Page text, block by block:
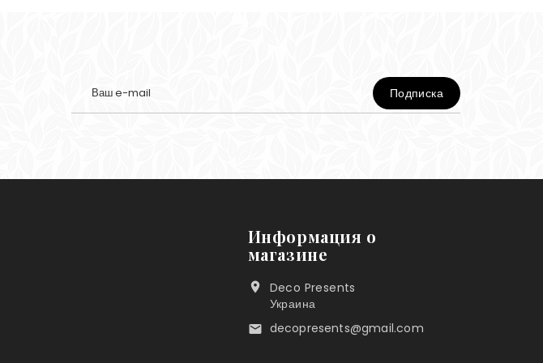
Информация о
магазине

Deco Presents
Украина
 decopresents@gmail.com